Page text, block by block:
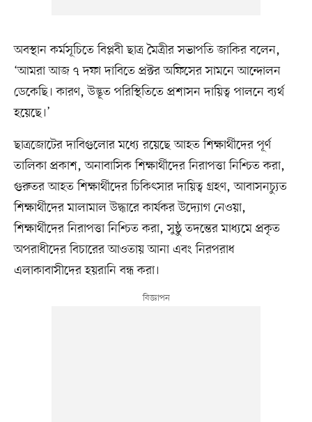
অবস্থান কর্মসূচিতে বিপ্লবী ছাত্র মৈত্রীর সভাপতি জাকির বলেন,
‘আমরা আজ ৭ দফা দাবিতে প্রক্টর অফিসের সামনে আন্দোলন
ডেকেছি। কারণ, উদ্ভূত পরিস্থিতিতে প্রশাসন দায়িত্ব পালনে ব্যর্থ
হয়েছে।’
ছাত্রজোটের দাবিগুলোর মধ্যে রয়েছে আহত শিক্ষার্থীদের পূর্ণ
তালিকা প্রকাশ, অনাবাসিক শিক্ষার্থীদের নিরাপত্তা নিশ্চিত করা,
গুরুতর আহত শিক্ষার্থীদের চিকিৎসার দায়িত্ব গ্রহণ, আবাসনচ্যুত
শিক্ষার্থীদের মালামাল উদ্ধারে কার্যকর উদ্যোগ নেওয়া,
শিক্ষার্থীদের নিরাপত্তা নিশ্চিত করা, সুষ্ঠু তদন্তের মাধ্যমে প্রকৃত
অপরাধীদের বিচারের আওতায় আনা এবং নিরপরাধ
এলাকাবাসীদের হয়রানি বন্ধ করা।